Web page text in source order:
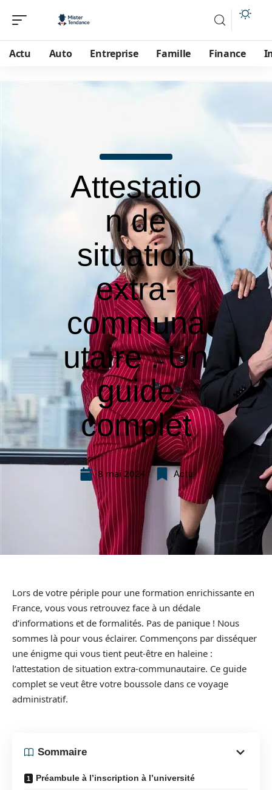
Actu Auto Entreprise Famille Finance
Attestatio
n de
situation
extra-
communa
utaire : Un
guide
complet
8 mai 2024 Actu
Lors de votre périple pour une formation enrichissante en
France, vous vous retrouvez face à un dédale
d’informations et de formalités. Pas de panique ! Nous
sommes là pour vous éclairer. Commençons par disséquer
une énigme qui vous tient peut-être en haleine :
l’attestation de situation extra-communautaire. Ce guide
complet se veut être votre boussole dans ce voyage
administratif.
Sommaire
Préambule à l’inscription à l’université